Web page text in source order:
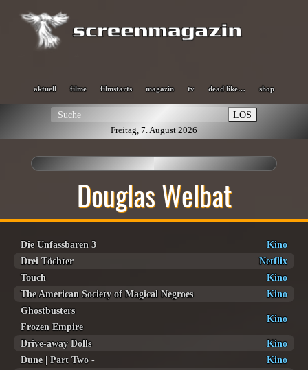
aktuell filme filmstarts magazin tv dead like… shop
LOS
Freitag, 7. August 2026
Douglas Welbat
Die Unfassbaren 3
Kino
Drei Töchter
Netflix
Touch
Kino
The American Society of Magical Negroes
Kino
Ghostbusters
Frozen Empire
Kino
Drive-away Dolls
Kino
Dune | Part Two -
Kino